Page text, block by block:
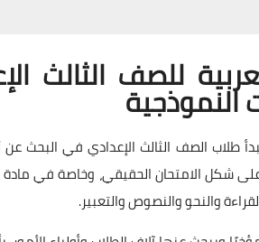
للصف الثالث
امتحانات الشهادة الإعدادية 2026، يبدأ طلاب الصف الثالث
شكل الامتحان الحقيقي، وخاصة في مادة
والنحو والنصوص والتعبير.